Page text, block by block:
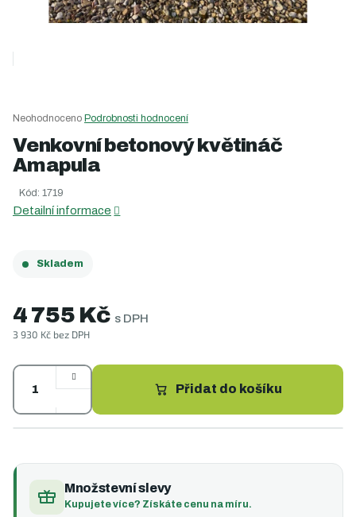
Průměrné
produktu
je
5
Neohodnoceno Podrobnosti hodnocení
Venkovní betonový květináč
Amapula
Kód: 1719
Detailní informace
4 755 Kč s DPH
3 930 Kč bez DPH
cena:
Skladem
Přidat do košíku
Množstevní slevy
Kupujete více? Získáte cenu na míru.